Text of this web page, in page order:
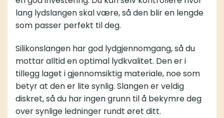
lang lydslangen skal være, så den blir en lengde
som passer perfekt til deg.
Silikonslangen har god lydgjennomgang, så du
mottar alltid en optimal lydkvalitet. Den er i
tillegg laget i gjennomsiktig materiale, noe som
betyr at den er lite synlig. Slangen er veldig
diskret, så du har ingen grunn til å bekymre deg
over synlige ledninger rundt øret ditt.